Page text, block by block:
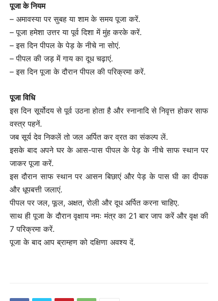
पूजा के नियम
– अमावस्या पर सुबह या शाम के समय पूजा करें.
– पूजा हमेशा उत्तर या पूर्व दिशा में मुंह करके करें.
– इस दिन पीपल के पेड़ के नीचे ना सोएं.
– पीपल की जड़ में गाय का दूध चढ़ाएं.
– इस दिन पूजा के दौरान पीपल की परिक्रमा करें.
पूजा विधि
इस दिन सूर्योदय से पूर्व उठना होता है और स्नानादि से निवृत्त होकर साफ
वस्त्र पहनें.
जब सूर्य ​देव निकलें तो ​जल अर्पित कर व्रत का संकल्प लें.
इसके बाद अपने घर के आस-पास पीपल के पेड़ के नीचे साफ स्थान पर
जाकर पूजा करें.
इस दौरान साफ स्थान पर आसन बिछाएं और पेड़ के पास घी का दीपक
और धूपबत्ती जलाएं.
पीपल पर जल, फूल, अक्षत, रोली और दूध अर्पित करना चाहिए.
साथ ही पूजा के दौरान वृक्षाय नमः मंत्र का 21 बार जाप करें और वृक्ष की
7 परिक्रमा करें.
पूजा के बाद आप ब्राम्हण को दक्षिणा अवश्य दें.